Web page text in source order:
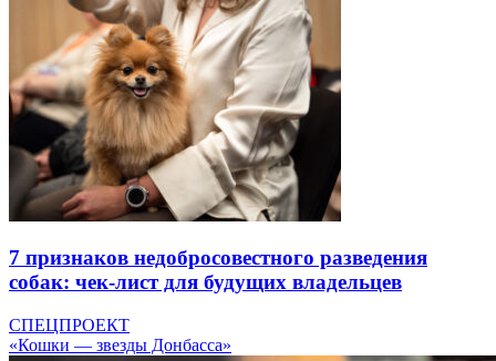
7 признаков недобросовестного разведения
собак: чек-лист для будущих владельцев
СПЕЦПРОЕКТ
«Кошки — звезды Донбасса»